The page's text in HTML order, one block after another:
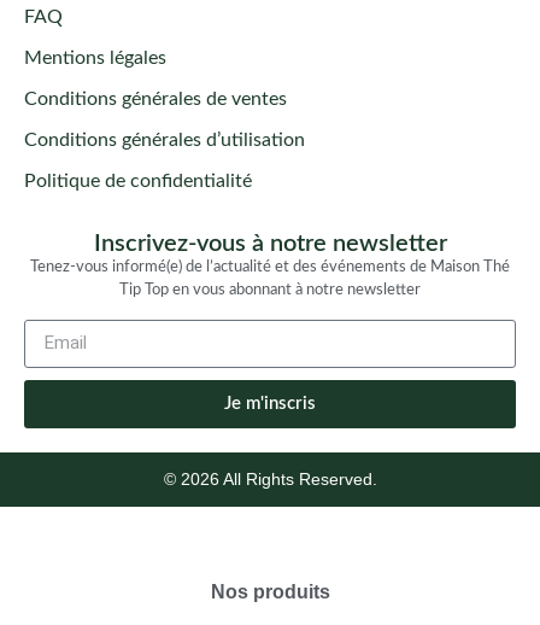
FAQ
Mentions légales
Conditions générales de ventes
Conditions générales d’utilisation
Politique de confidentialité
Inscrivez-vous à notre newsletter
Tenez-vous informé(e) de l’actualité et des événements de Maison Thé
Tip Top en vous abonnant à notre newsletter
Je m'inscris
© 2026 All Rights Reserved.
Nos produits